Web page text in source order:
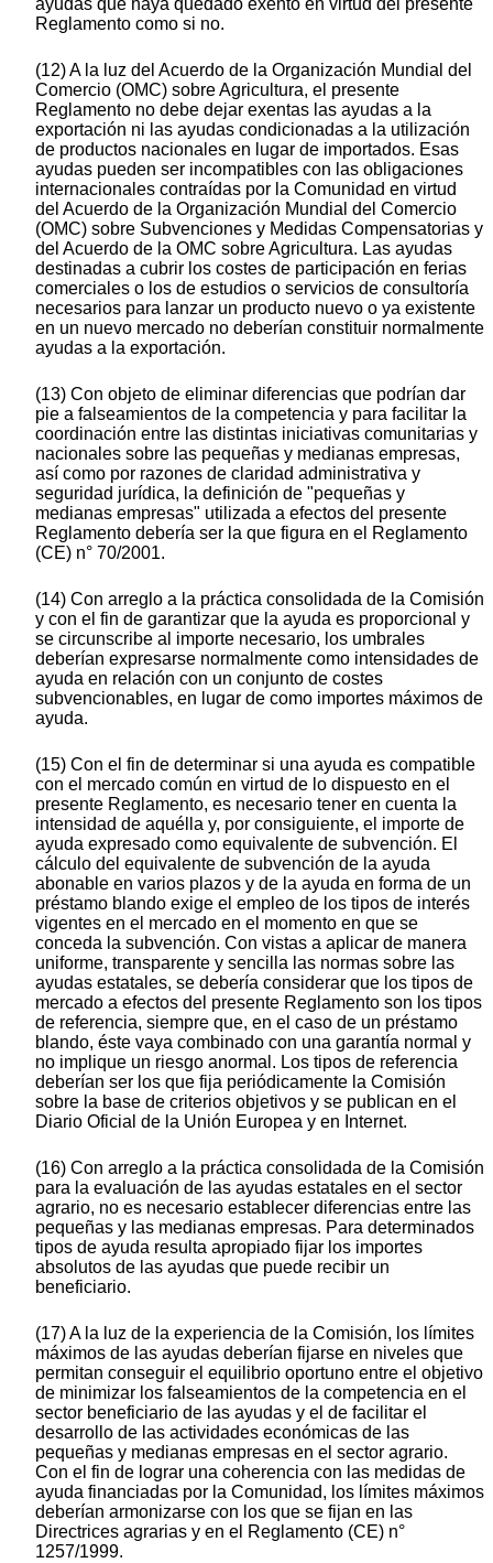
ayudas que haya quedado exento en virtud del presente
Reglamento como si no.
(12) A la luz del Acuerdo de la Organización Mundial del
Comercio (OMC) sobre Agricultura, el presente
Reglamento no debe dejar exentas las ayudas a la
exportación ni las ayudas condicionadas a la utilización
de productos nacionales en lugar de importados. Esas
ayudas pueden ser incompatibles con las obligaciones
internacionales contraídas por la Comunidad en virtud
del Acuerdo de la Organización Mundial del Comercio
(OMC) sobre Subvenciones y Medidas Compensatorias y
del Acuerdo de la OMC sobre Agricultura. Las ayudas
destinadas a cubrir los costes de participación en ferias
comerciales o los de estudios o servicios de consultoría
necesarios para lanzar un producto nuevo o ya existente
en un nuevo mercado no deberían constituir normalmente
ayudas a la exportación.
(13) Con objeto de eliminar diferencias que podrían dar
pie a falseamientos de la competencia y para facilitar la
coordinación entre las distintas iniciativas comunitarias y
nacionales sobre las pequeñas y medianas empresas,
así como por razones de claridad administrativa y
seguridad jurídica, la definición de "pequeñas y
medianas empresas" utilizada a efectos del presente
Reglamento debería ser la que figura en el Reglamento
(CE) n° 70/2001.
(14) Con arreglo a la práctica consolidada de la Comisión
y con el fin de garantizar que la ayuda es proporcional y
se circunscribe al importe necesario, los umbrales
deberían expresarse normalmente como intensidades de
ayuda en relación con un conjunto de costes
subvencionables, en lugar de como importes máximos de
ayuda.
(15) Con el fin de determinar si una ayuda es compatible
con el mercado común en virtud de lo dispuesto en el
presente Reglamento, es necesario tener en cuenta la
intensidad de aquélla y, por consiguiente, el importe de
ayuda expresado como equivalente de subvención. El
cálculo del equivalente de subvención de la ayuda
abonable en varios plazos y de la ayuda en forma de un
préstamo blando exige el empleo de los tipos de interés
vigentes en el mercado en el momento en que se
conceda la subvención. Con vistas a aplicar de manera
uniforme, transparente y sencilla las normas sobre las
ayudas estatales, se debería considerar que los tipos de
mercado a efectos del presente Reglamento son los tipos
de referencia, siempre que, en el caso de un préstamo
blando, éste vaya combinado con una garantía normal y
no implique un riesgo anormal. Los tipos de referencia
deberían ser los que fija periódicamente la Comisión
sobre la base de criterios objetivos y se publican en el
Diario Oficial de la Unión Europea y en Internet.
(16) Con arreglo a la práctica consolidada de la Comisión
para la evaluación de las ayudas estatales en el sector
agrario, no es necesario establecer diferencias entre las
pequeñas y las medianas empresas. Para determinados
tipos de ayuda resulta apropiado fijar los importes
absolutos de las ayudas que puede recibir un
beneficiario.
(17) A la luz de la experiencia de la Comisión, los límites
máximos de las ayudas deberían fijarse en niveles que
permitan conseguir el equilibrio oportuno entre el objetivo
de minimizar los falseamientos de la competencia en el
sector beneficiario de las ayudas y el de facilitar el
desarrollo de las actividades económicas de las
pequeñas y medianas empresas en el sector agrario.
Con el fin de lograr una coherencia con las medidas de
ayuda financiadas por la Comunidad, los límites máximos
deberían armonizarse con los que se fijan en las
Directrices agrarias y en el Reglamento (CE) n°
1257/1999.